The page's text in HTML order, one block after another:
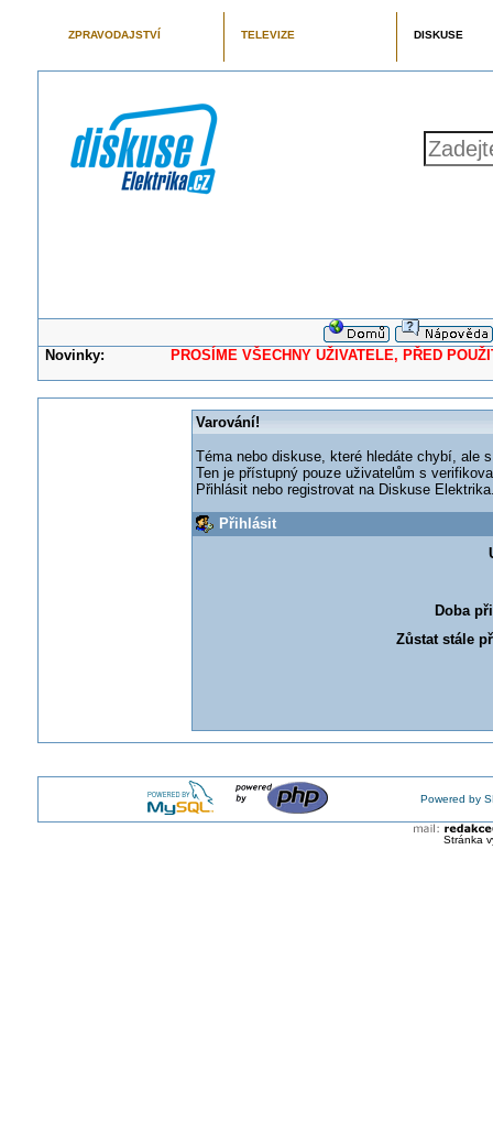
ZPRAVODAJSTVÍ TELEVIZE DISKUSE
Novinky: PROSÍME VŠECHNY UŽIVATELE, PŘED
Varování!
Téma nebo diskuse, které hledáte chybí, ale
Ten je přístupný pouze uživatelům s
Přihlásit nebo registrovat na Diskuse
Přihlásit
Doba
Zůstat stále
Powered by
Stránka